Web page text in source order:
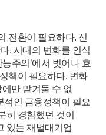
전환이 필요하다. 신
. 시대의 변화를 인식
능주의’에서 벗어나 효
책이 필요하다. 변화
만 맡겨둘 수 없
적인 금융정책이 필요
히 경험했던 것이
있는 재벌대기업